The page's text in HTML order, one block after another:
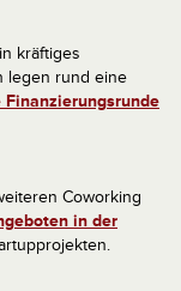
kräftiges
legen rund eine
Coworking
in der